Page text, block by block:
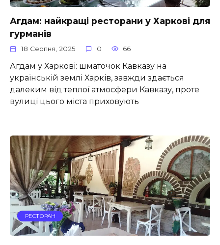
Агдам: найкращі ресторани у Харкові для
гурманів
18 Серпня, 2025 0 66
Агдам у Харкові: шматочок Кавказу на
українській землі Харків, завжди здається
далеким від теплої атмосфери Кавказу, проте
вулиці цього міста приховують
РЕСТОРАН